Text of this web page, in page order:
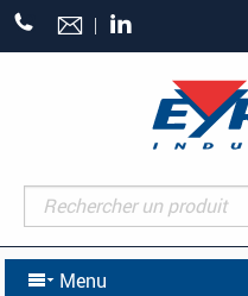
+33
(0)5
Menu